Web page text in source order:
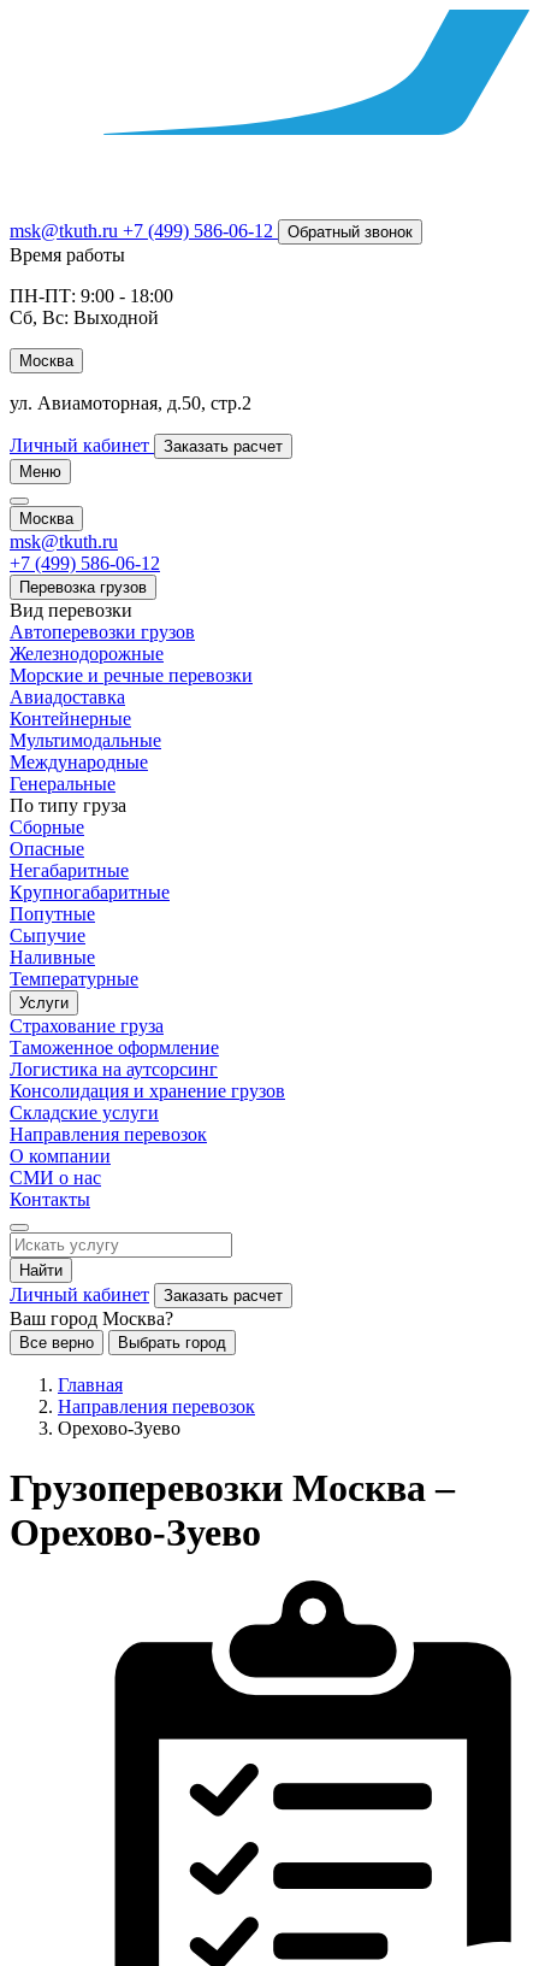
msk@tkuth.ru +7 (499) 586-06-12 Обратный звонок
Время работы
ПН-ПТ: 9:00 - 18:00
Сб, Вс: Выходной
Москва
ул. Авиамоторная, д.50, стр.2
Личный кабинет
Заказать расчет
Меню
Москва
msk@tkuth.ru
+7 (499) 586-06-12
Перевозка грузов
Вид перевозки
Автоперевозки грузов
Железнодорожные
Морские и речные перевозки
Авиадоставка
Контейнерные
Мультимодальные
Международные
Генеральные
По типу груза
Сборные
Опасные
Негабаритные
Крупногабаритные
Попутные
Сыпучие
Наливные
Температурные
Услуги
Страхование груза
Таможенное оформление
Логистика на аутсорсинг
Консолидация и хранение грузов
Складские услуги
Направления перевозок
О компании
СМИ о нас
Контакты
Найти
Личный кабинет Заказать расчет
Ваш город Москва?
Все верно Выбрать город
Главная
Направления перевозок
Орехово-Зуево
Грузоперевозки Москва –
Орехово-Зуево